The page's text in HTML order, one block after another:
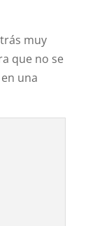
muy
que no se
una